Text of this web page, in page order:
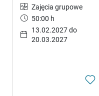
Zajęcia grupowe
50:00 h
13.02.2027 do
20.03.2027